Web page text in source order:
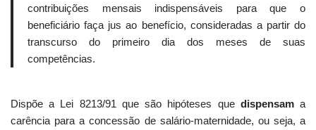
contribuições mensais indispensáveis para que o
beneficiário faça jus ao benefício, consideradas a partir do
transcurso do primeiro dia dos meses de suas
competências.
Dispõe a Lei 8213/91 que são hipóteses que dispensama
carência para a concessão de salário-maternidade, ou seja, a